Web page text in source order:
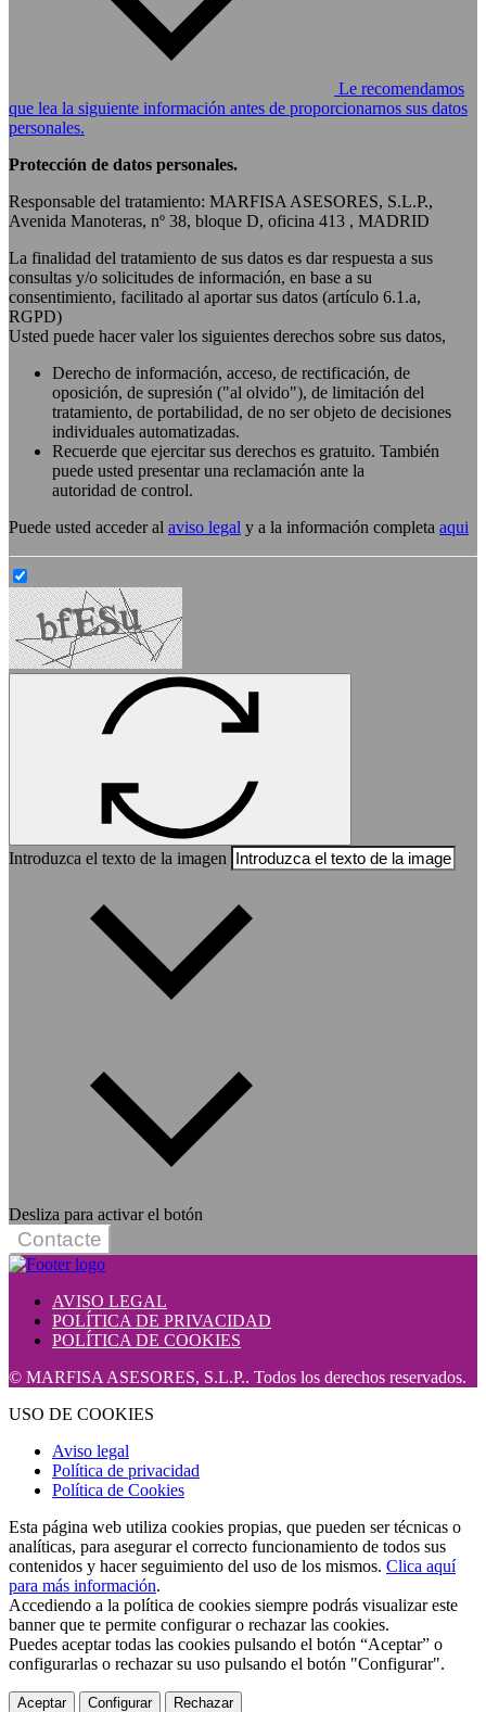
Le recomendamos
que lea la siguiente información antes de proporcionarnos sus datos
personales.
Protección de datos personales.
Responsable del tratamiento: MARFISA ASESORES, S.L.P.,
Avenida Manoteras, nº 38, bloque D, oficina 413 , MADRID
La finalidad del tratamiento de sus datos es dar respuesta a sus
consultas y/o solicitudes de información, en base a su
consentimiento, facilitado al aportar sus datos (artículo 6.1.a,
RGPD)
Usted puede hacer valer los siguientes derechos sobre sus datos,
Derecho de información, acceso, de rectificación, de
oposición, de supresión ("al olvido"), de limitación del
tratamiento, de portabilidad, de no ser objeto de decisiones
individuales automatizadas.
Recuerde que ejercitar sus derechos es gratuito. También
puede usted presentar una reclamación ante la
autoridad de control.
Puede usted acceder al aviso legal y a la información completa aqui
Introduzca el texto de la imagen
Desliza para activar el botón
Contacte
AVISO LEGAL
POLÍTICA DE PRIVACIDAD
POLÍTICA DE COOKIES
© MARFISA ASESORES, S.L.P.. Todos los derechos reservados.
USO DE COOKIES
Aviso legal
Política de privacidad
Política de Cookies
Esta página web utiliza cookies propias, que pueden ser técnicas o
analíticas, para asegurar el correcto funcionamiento de todos sus
contenidos y hacer seguimiento del uso de los mismos. Clica aquí
para más información.
Accediendo a la política de cookies siempre podrás visualizar este
banner que te permite configurar o rechazar las cookies.
Puedes aceptar todas las cookies pulsando el botón “Aceptar” o
configurarlas o rechazar su uso pulsando el botón "Configurar".
Aceptar Configurar Rechazar